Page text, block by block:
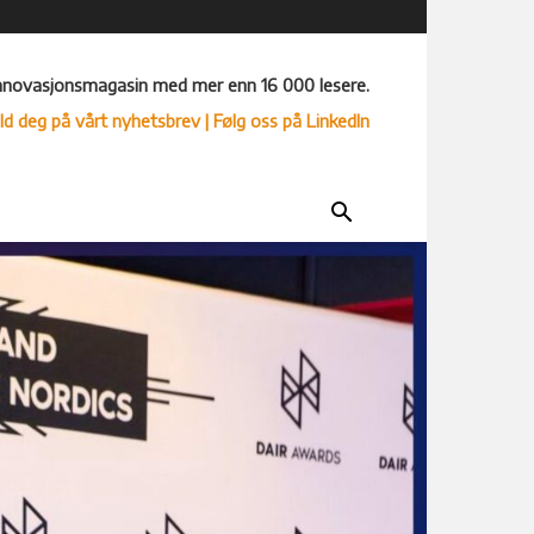
med mer enn 16 000 lesere.
deg på vårt nyhetsbrev| Følg oss på LinkedIn